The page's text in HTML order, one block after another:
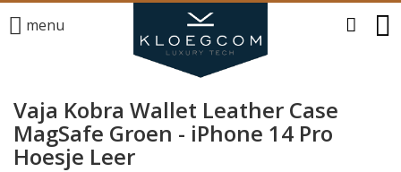
menu
Vaja Kobra Wallet Leather Case
MagSafe Groen - iPhone 14 Pro
Hoesje Leer